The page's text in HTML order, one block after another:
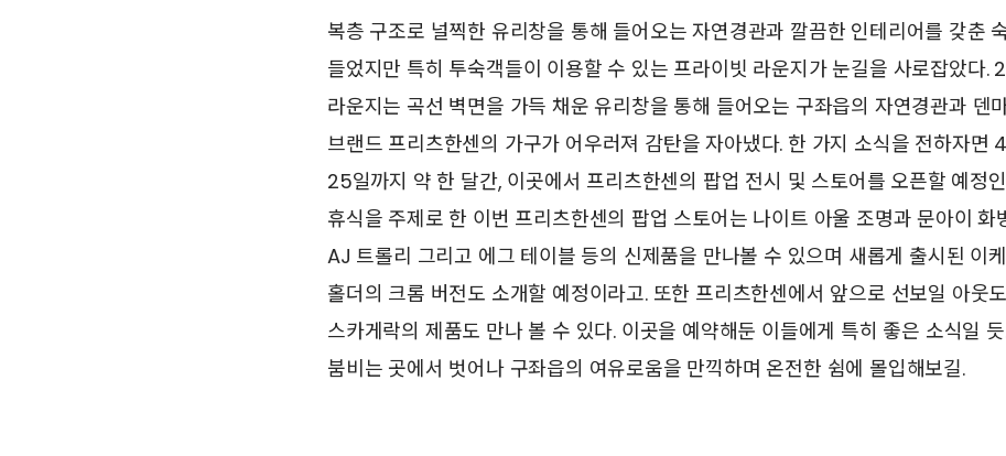
복층 구조로 널찍한 유리창을 통해 들어오는 자연경관과 깔끔한 인테리어를 갖춘
들었지만 특히 투숙객들이 이용할 수 있는 프라이빗 라운지가 눈길을 사로잡았다.
라운지는 곡선 벽면을 가득 채운 유리창을 통해 들어오는 구좌읍의 자연경관과 덴
브랜드 프리츠한센의 가구가 어우러져 감탄을 자아냈다. 한 가지 소식을 전하자면
25일까지 약 한 달간, 이곳에서 프리츠한센의 팝업 전시 및 스토어를 오픈할 예정
휴식을 주제로 한 이번 프리츠한센의 팝업 스토어는 나이트 아울 조명과 문아이 화
AJ 트롤리 그리고 에그 테이블 등의 신제품을 만나볼 수 있으며 새롭게 출시된 이
홀더의 크롬 버전도 소개할 예정이라고. 또한 프리츠한센에서 앞으로 선보일 아웃
스카게락의 제품도 만나 볼 수 있다. 이곳을 예약해둔 이들에게 특히 좋은 소식일
붐비는 곳에서 벗어나 구좌읍의 여유로움을 만끽하며 온전한 쉼에 몰입해보길.